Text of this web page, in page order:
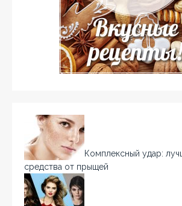
Комплексный удар:
средства от прыщей